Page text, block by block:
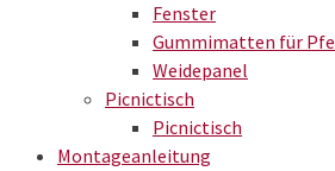
Fenster
Gummimatten für
Weidepanel
Picnictisch
Picnictisch
Montageanleitung